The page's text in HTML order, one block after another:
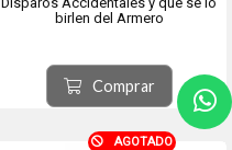
birlen del Armero
Comprar
AGOTADO